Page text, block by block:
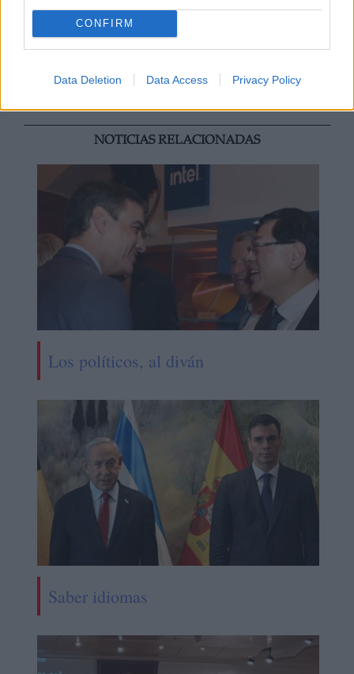
CONFIRM
Data Deletion Data Access Privacy Policy
Podemos desgaste gobierno
Pablo Iglesias
PSOE Podemos
Iglesias hunde a Podemos pero se hace ministro
NOTICIAS RELACIONADAS
Los políticos, al diván
Saber idiomas